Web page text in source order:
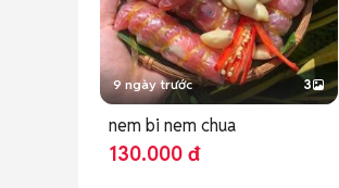
9 ngày trước 3
nem bi nem chua
130.000 đ